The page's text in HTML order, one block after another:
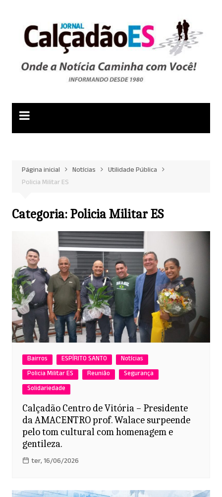
conteúdo
Página inicial Notícias
Utilidade Pública
Policia Militar ES
Categoria: Policia Militar ES
Bairros ESPÍRITO SANTO
Notícias
Policia Militar ES
Reunião
Segurança
Solidariedade
Calçadão Centro de Vitória – Presidente
da AMACENTRO prof. Walace surpeende
pelo tom cultural com homenagem e
gentileza.
ter, 16/06/2026